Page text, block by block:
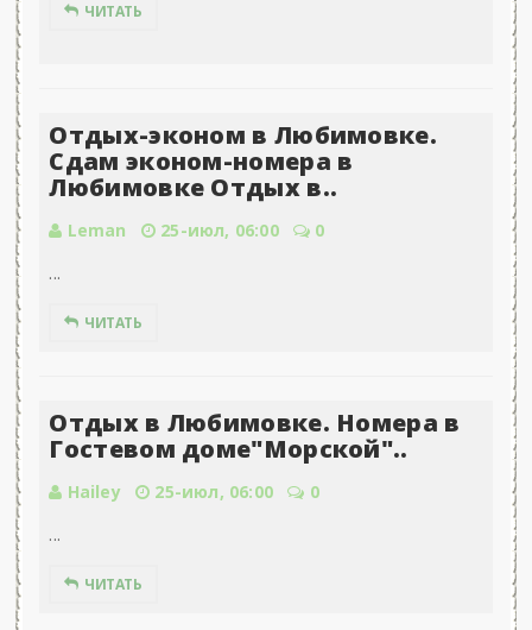
ЧИТАТЬ
Отдых-эконом в Любимовке.
Сдам эконом-номера в
Любимовке Отдых в..
Leman 25-июл, 06:00 0
...
ЧИТАТЬ
Отдых в Любимовке. Номера в
Гостевом доме"Морской"..
Hailey 25-июл, 06:00 0
...
ЧИТАТЬ